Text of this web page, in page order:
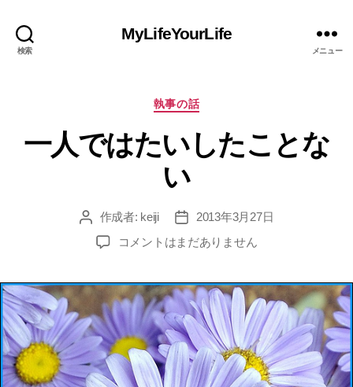
検索
MyLifeYourLife
メニュー
カ
ゴ
リ
ー
執事の話
一人ではたいしたことな
い
投
稿
作成者: keiji
投
稿
日
2013年3月27日
一
は
た
い
し
た
こ
コメントはまだありません